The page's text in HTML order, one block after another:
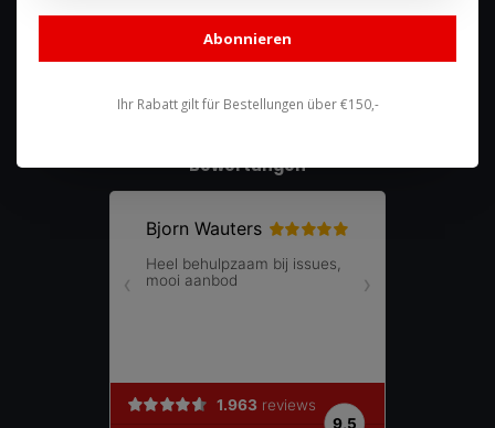
shop@racing-products.com
Bewertungen
Abonnieren
Ihr Rabatt gilt für Bestellungen über €150,-